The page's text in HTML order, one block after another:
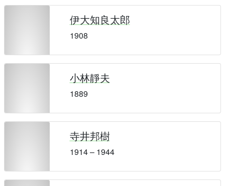
伊大知良太郎
1908
小林靜夫
1889
寺井邦樹
1914 – 1944